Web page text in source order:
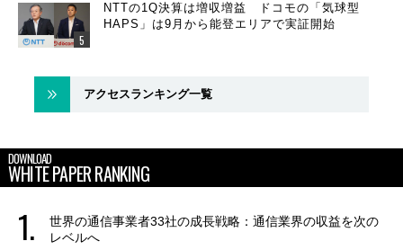
NTTの1Q決算は増収増益 ドコモの「気球型
HAPS」は9月から能登エリアで実証開始
アクセスランキング一覧
DOWNLOAD
WHITE PAPER RANKING
世界の通信事業者33社の成長戦略：通信業界の収益を次の
レベルへ